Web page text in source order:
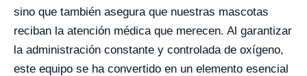
sino que también asegura que nuestras mascotas
reciban la atención médica que merecen. Al garantizar
la administración constante y controlada de oxígeno,
este equipo se ha convertido en un elemento esencial